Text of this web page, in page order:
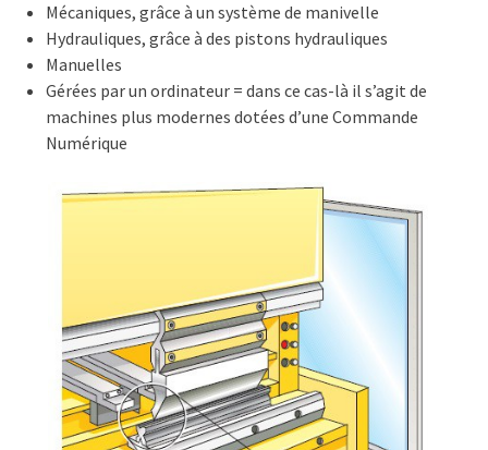
Mécaniques, grâce à un système de manivelle
Hydrauliques, grâce à des pistons hydrauliques
Manuelles
Gérées par un ordinateur = dans ce cas-là il s’agit de
machines plus modernes dotées d’une Commande
Numérique